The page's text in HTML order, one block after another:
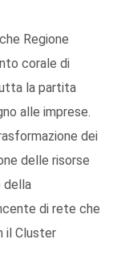
Regione
corale di
la partita
alle imprese.
dei
delle risorse
della
di rete che
il Cluster